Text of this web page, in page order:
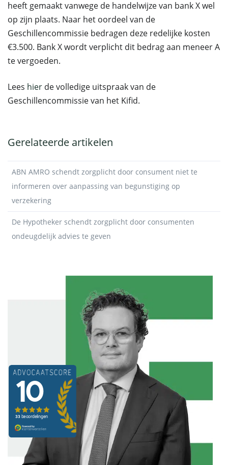
heeft gemaakt vanwege de handelwijze van bank X wel
op zijn plaats. Naar het oordeel van de
Geschillencommissie bedragen deze redelijke kosten
€3.500. Bank X wordt verplicht dit bedrag aan meneer A
te vergoeden.
Lees hier de volledige uitspraak van de
Geschillencommissie van het Kifid.
Gerelateerde artikelen
ABN AMRO schendt zorgplicht door consument niet te
informeren over aanpassing van begunstiging op
verzekering
De Hypotheker schendt zorgplicht door consumenten
ondeugdelijk advies te geven